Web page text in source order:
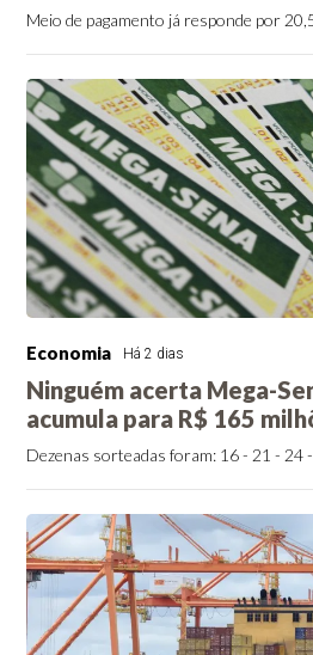
Meio de pagamento já responde por
Economia Há 2 dias
Ninguém acerta Mega-
acumula para R$ 165
Dezenas sorteadas foram: 16 - 21 - 24